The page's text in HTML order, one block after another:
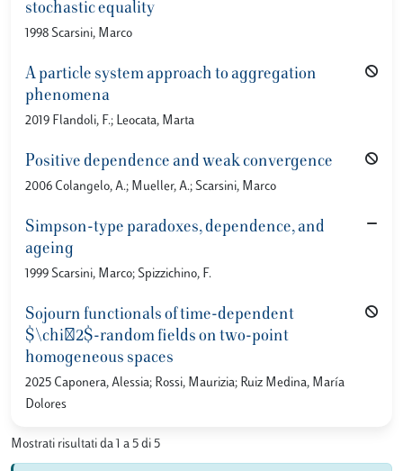
stochastic equality
1998 Scarsini, Marco
A particle system approach to aggregation
phenomena
2019 Flandoli, F.; Leocata, Marta
Positive dependence and weak convergence
2006 Colangelo, A.; Mueller, A.; Scarsini, Marco
Simpson-type paradoxes, dependence, and
ageing
1999 Scarsini, Marco; Spizzichino, F.
Sojourn functionals of time-dependent
$\chi^2$-random fields on two-point
homogeneous spaces
2025 Caponera, Alessia; Rossi, Maurizia; Ruiz Medina, María
Dolores
Mostrati risultati da 1 a 5 di 5